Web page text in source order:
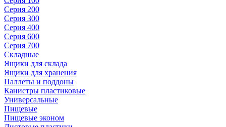
Серия 200
Серия 300
Серия 400
Серия 600
Серия 700
Складные
Ящики для склада
Ящики для хранения
Паллеты и поддоны
Канистры пластиковые
Универсальные
Пищевые
Пищевые эконом